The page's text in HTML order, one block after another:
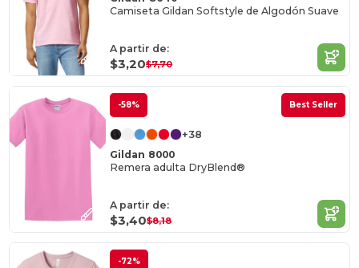
Camiseta Gildan Softstyle de Algodón Suave
A partir de:
$3,20$7,70
-58% Best Seller
+38
Gildan 8000
Remera adulta DryBlend®
A partir de:
$3,40$8,18
-72%